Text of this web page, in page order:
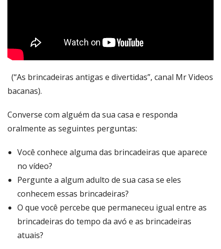
(“As brincadeiras antigas e divertidas”, canal Mr Videos
bacanas).
Converse com alguém da sua casa e responda
oralmente as seguintes perguntas:
Você conhece alguma das brincadeiras que aparece
no vídeo?
Pergunte a algum adulto de sua casa se eles
conhecem essas brincadeiras?
O que você percebe que permaneceu igual entre as
brincadeiras do tempo da avó e as brincadeiras
atuais?